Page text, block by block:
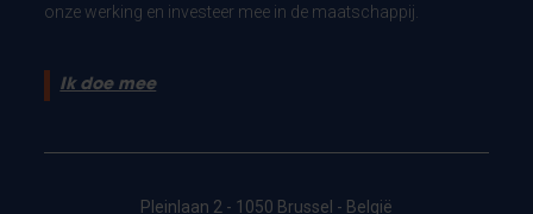
onze werking en investeer mee in de maatschappij.
Ik doe mee
Pleinlaan 2 - 1050 Brussel - België